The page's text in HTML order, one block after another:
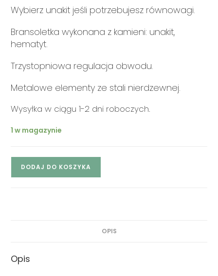
Wybierz unakit jeśli potrzebujesz równowagi.
Bransoletka wykonana z kamieni: unakit,
hematyt.
Trzystopniowa regulacja obwodu.
Metalowe elementy ze stali nierdzewnej.
Wysyłka w ciągu 1-2 dni roboczych.
1 w magazynie
DODAJ DO KOSZYKA
OPIS
Opis